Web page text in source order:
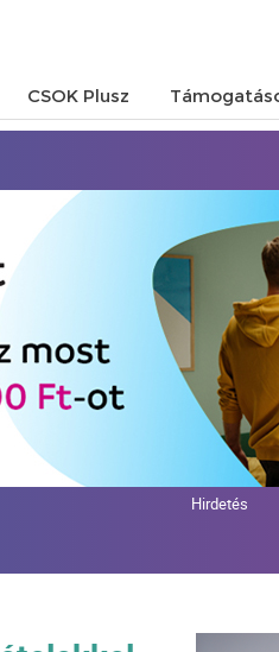
CSOK Plusz
Hirdetés